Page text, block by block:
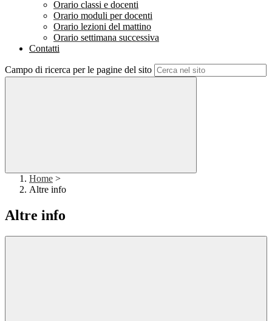
Orario classi e docenti
Orario moduli per docenti
Orario lezioni del mattino
Orario settimana successiva
Contatti
Campo di ricerca per le pagine del sito
Home >
Altre info
Altre info